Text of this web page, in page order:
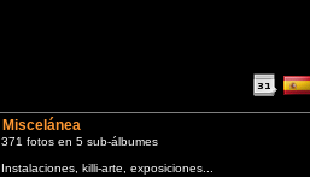
Miscelánea
371 fotos en 5 sub-álbumes
Instalaciones, killi-arte, exposiciones...